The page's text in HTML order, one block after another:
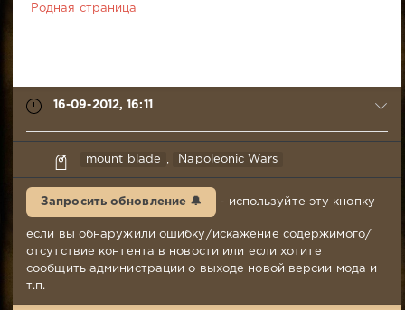
Родная страница
16-09-2012, 16:11
edc678123
16-
16:11
Комментариев:
24
mount blade , Napoleonic Wars
Запросить обновление 🔔 - используйте эту кнопку
если вы обнаружили ошибку/искажение содержимого/
отсутствие контента в новости или если хотите
сообщить администрации о выходе новой версии мода и
т.п.